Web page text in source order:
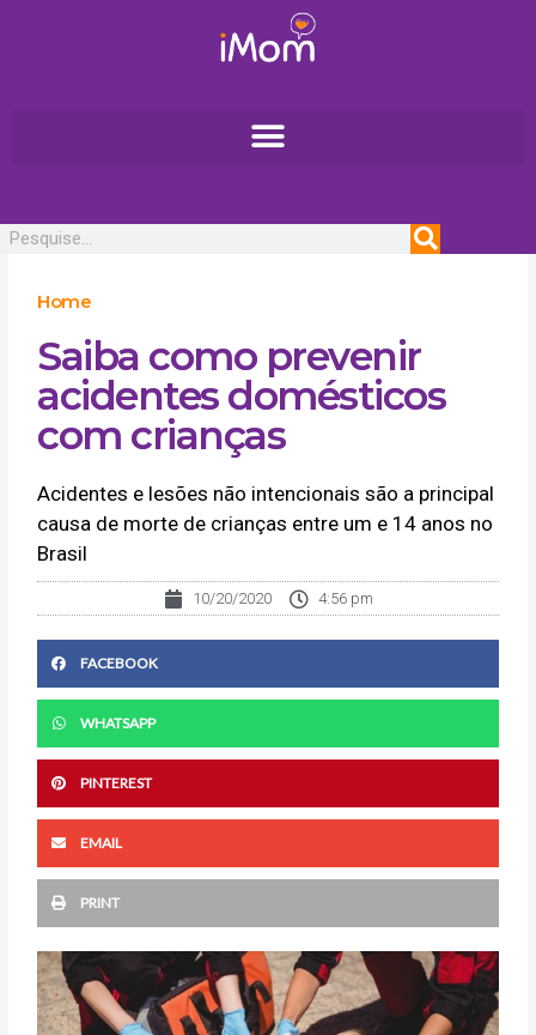
Home
Saiba como prevenir
acidentes domésticos
com crianças
Acidentes e lesões não intencionais são a principal
causa de morte de crianças entre um e 14 anos no
Brasil
10/20/2020 4:56 pm
FACEBOOK
WHATSAPP
PINTEREST
EMAIL
PRINT